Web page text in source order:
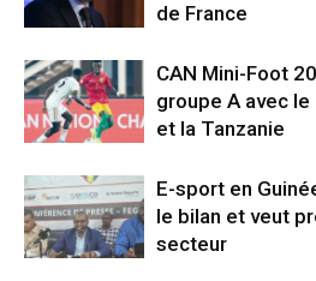
de France
CAN Mini-Foot
groupe A avec le
et la Tanzanie
E-sport en
le bilan et veut
secteur